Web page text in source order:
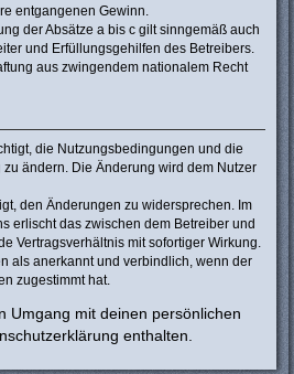
entgangenen Gewinn.
der Absätze a bis c gilt sinngemäß auch
und Erfüllungsgehilfen des Betreibers.
aus zwingendem nationalem Recht
die Nutzungsbedingungen und die
zu ändern. Die Änderung wird dem Nutzer
den Änderungen zu widersprechen. Im
erlischt das zwischen dem Betreiber und
Vertragsverhältnis mit sofortiger Wirkung.
als anerkannt und verbindlich, wenn der
zugestimmt hat.
Umgang mit deinen persönlichen
enthalten.